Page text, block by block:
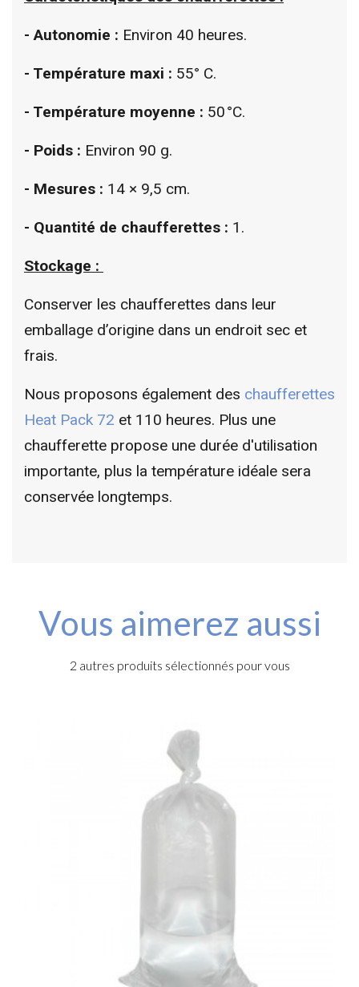
- Autonomie : Environ 40 heures.
- Température maxi : 55° C.
- Température moyenne : 50 °C.
- Poids : Environ 90 g.
- Mesures : 14 × 9,5 cm.
- Quantité de chaufferettes : 1.
Stockage :
Conserver les chaufferettes dans leur
emballage d’origine dans un endroit sec et
frais.
Nous proposons également des chaufferettes
Heat Pack 72 et 110 heures. Plus une
chaufferette propose une durée d'utilisation
importante, plus la température idéale sera
conservée longtemps.
Vous aimerez aussi
2 autres produits sélectionnés pour vous